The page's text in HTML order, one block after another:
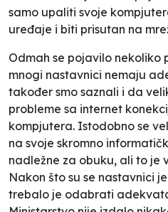
samo upaliti svoje
uređaje i biti prisutan na
Odmah se pojavilo nekoliko
mnogi nastavnici nemaju
također smo saznali i da
probleme sa internet
kompjutera. Istodobno se
na svoje skromno
nadležne za obuku, ali to je
Nakon što su se nastavnici
trebalo je odabrati